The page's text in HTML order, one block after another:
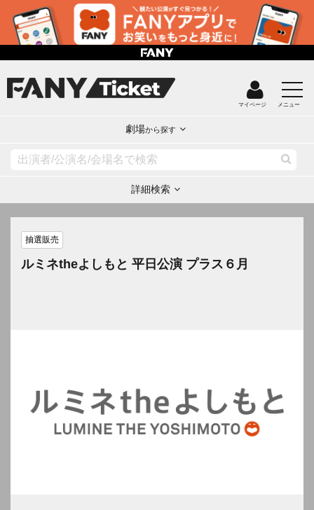
マイページ メニュー
劇場から探す
詳細検索
抽選販売
ルミネtheよしもと 平日公演 プラス６月